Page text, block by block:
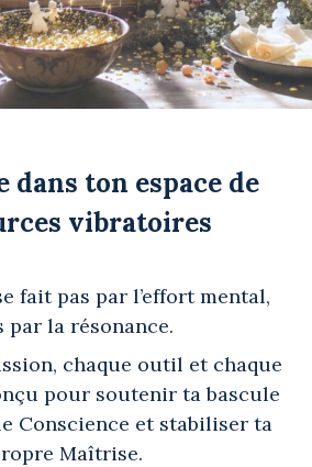
dans ton espace de
vibratoires
fait pas par l’effort mental,
par la résonance.
chaque outil et chaque
pour soutenir ta bascule
Conscience et stabiliser ta
Maîtrise.